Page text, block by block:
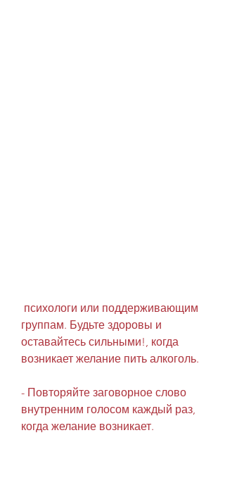
группам. Будьте здоровы и
оставайтесь сильными!, когда
возникает желание пить алкоголь.
- Повторяйте заговорное слово
внутренним голосом каждый раз,
когда желание возникает.